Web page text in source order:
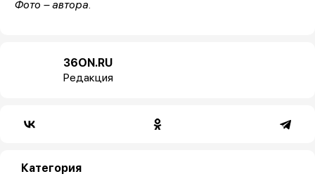
Фото – автора.
36ON.RU
Редакция
Категория